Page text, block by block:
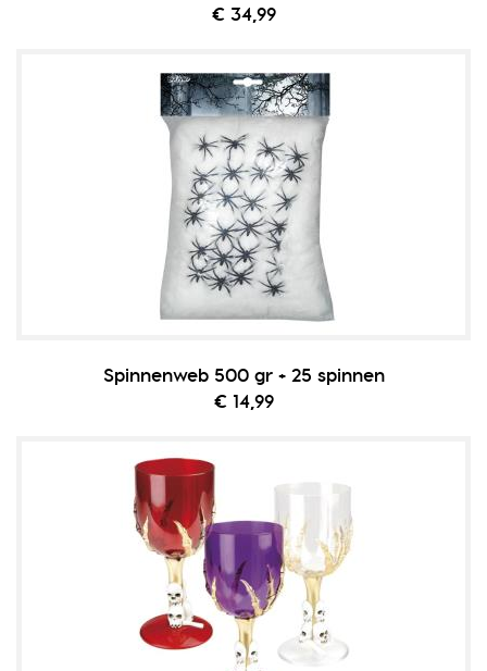
€ 34,99
Spinnenweb 500 gr + 25 spinnen
€ 14,99